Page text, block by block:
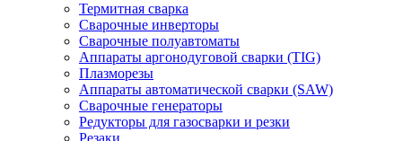
Термитная сварка
Сварочные инверторы
Сварочные полуавтоматы
Аппараты аргонодуговой сварки (TIG)
Плазморезы
Аппараты автоматической сварки (SAW)
Сварочные генераторы
Редукторы для газосварки и резки
Резаки